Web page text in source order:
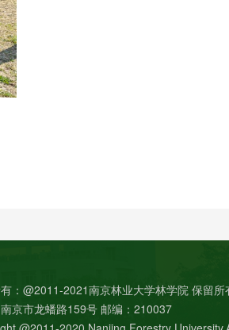
：@2011-2021南京林业大学林学院 保留所
京市龙蟠路159号 邮编：210037